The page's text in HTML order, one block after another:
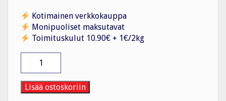
Kotimainen verkkokauppa
Monipuoliset maksutavat
Toimituskulut 10.90€ + 1€/2kg
muovi
MUG
11
/
Lisää ostoskoriin